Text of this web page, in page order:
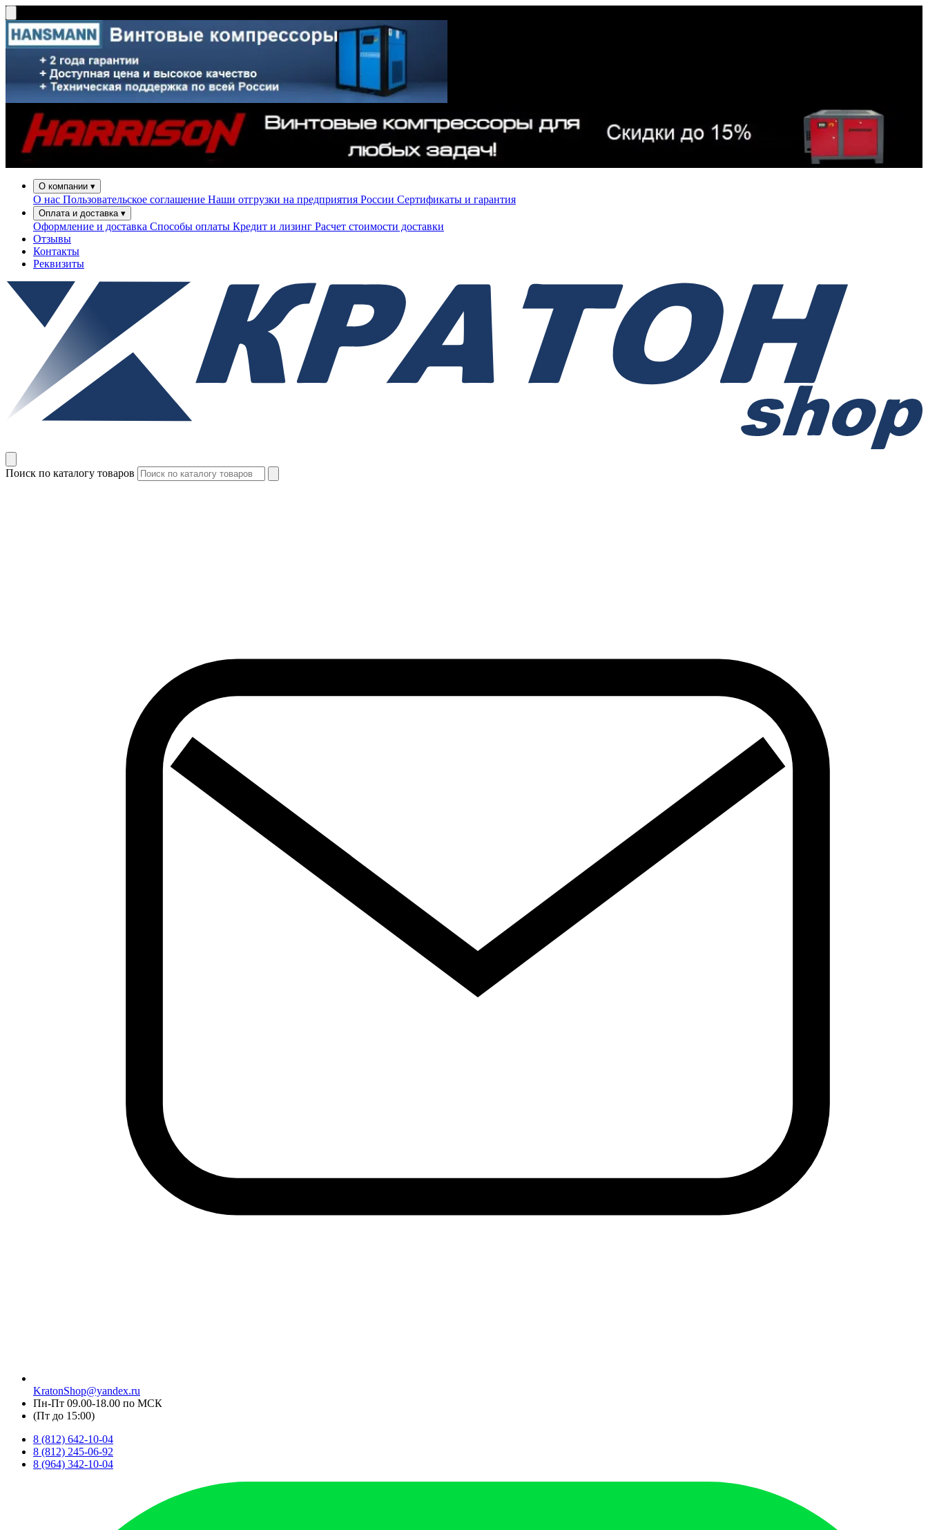
О компании ▾
О нас Пользовательское соглашение Наши отгрузки на предприятия России Сертификаты и гарантия
Оплата и доставка ▾
Оформление и доставка Способы оплаты Кредит и лизинг Расчет стоимости доставки
Отзывы
Контакты
Реквизиты
Поиск по каталогу товаров
KratonShop@yandex.ru
Пн-Пт 09.00-18.00 по МСК
(Пт до 15:00)
8 (812) 642-10-04
8 (812) 245-06-92
8 (964) 342-10-04